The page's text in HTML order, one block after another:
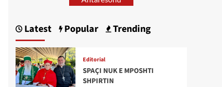
Latest Popular Trending
Editorial
SPAÇI NUK E MPOSHTI
SHPIRTIN